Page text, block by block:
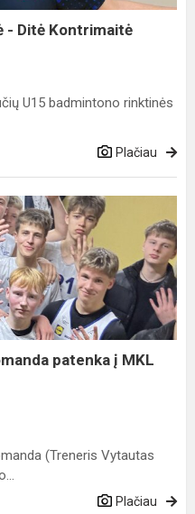
- Ditė Kontrimaitė
U15 badmintono rinktinės
Plačiau
patenka į MKL
(Treneris Vytautas
Plačiau